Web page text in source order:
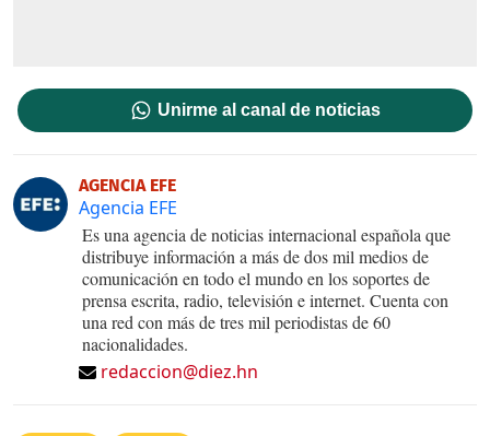
Unirme al canal de noticias
AGENCIA EFE
Agencia EFE
Es una agencia de noticias internacional española que
distribuye información a más de dos mil medios de
comunicación en todo el mundo en los soportes de
prensa escrita, radio, televisión e internet. Cuenta con
una red con más de tres mil periodistas de 60
nacionalidades.
redaccion@diez.hn